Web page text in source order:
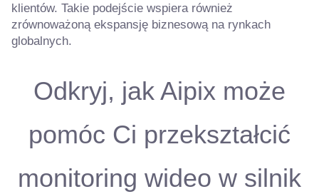
klientów. Takie podejście wspiera również
zrównoważoną ekspansję biznesową na rynkach
globalnych.
Odkryj, jak Aipix może
pomóc Ci przekształcić
monitoring wideo w silnik